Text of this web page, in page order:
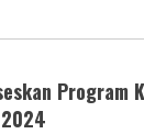
Program